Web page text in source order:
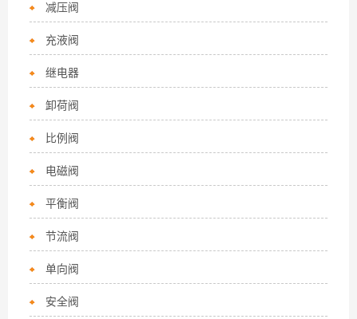
减压阀
充液阀
继电器
卸荷阀
比例阀
电磁阀
平衡阀
节流阀
单向阀
安全阀